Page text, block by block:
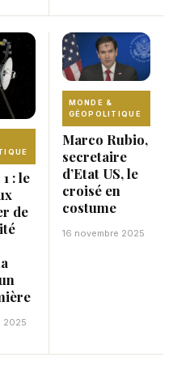
: le
de
2025
MONDE &
GÉOPOLITIQUE
Marco Rubio,
secretaire
d’Etat US, le
croisé en
costume
16 novembre 2025